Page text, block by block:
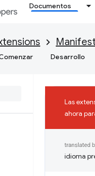
Documentos
Desarrollo
Las
ahora
idioma